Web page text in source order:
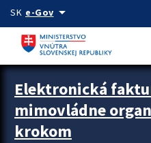
Preskocit na hlavný obsah
SK e-Govarrow_drop_down
Zastavit automatický posun
Elektronická
mimovládne
krokom